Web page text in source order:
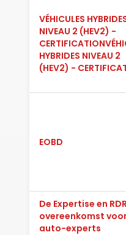
VÉHICULES
NIVEAU 2 (HEV2) -
HYBRIDES NIVEAU 2
(HEV2) -
EOBD
De Expertise en
overeenkomst
auto-experts